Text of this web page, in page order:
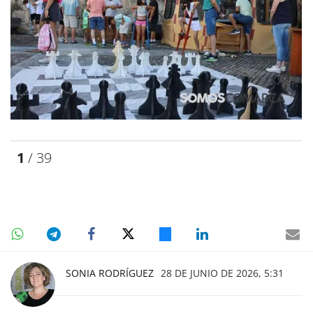
1 / 39
SONIA RODRÍGUEZ 28 DE JUNIO DE 2026, 5:31